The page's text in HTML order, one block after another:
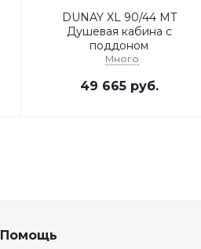
DUNAY XL 90/44 MT
Душевая кабина с
поддоном
Много
49 665руб.
Помощь